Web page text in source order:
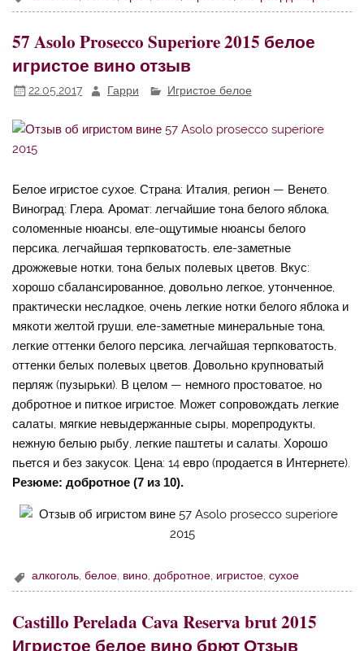
57 Asolo Prosecco Superiore 2015 белое
игристое вино отзыв
22.05.2017 Гарри Игристое белое
Белое игристое сухое. Страна: Италия, регион — Венето.
Виноград: Глера. Аромат: легчайшие тона белого яблока,
соломенные нюансы, еле-ощутимые нюансы белого
персика, легчайшая терпковатость, еле-заметные
дрожжевые нотки, тона белых полевых цветов. Вкус:
хорошо сбалансированное, довольно легкое, утонченное,
практически несладкое, очень легкие нотки белого яблока и
мякоти желтой груши, еле-заметные минеральные тона,
легкие оттенки белого персика, легчайшая терпковатость,
оттенки белых полевых цветов. Довольно крупноватый
перляж (пузырьки). В целом — немного простоватое, но
добротное и питкое игристое. Может сопровождать легкие
салаты, мягкие невыдержанные сыры, морепродукты,
нежную белыю рыбу, легкие паштеты и салаты. Хорошо
пьется и без закусок. Цена: 14 евро (продается в Интернете).
Резюме: добротное (7 из 10).
алкоголь ,белое вино добротное игристое ,сухое
Castillo Perelada Cava Reserva brut 2015
Игристое белое вино брют Отзыв